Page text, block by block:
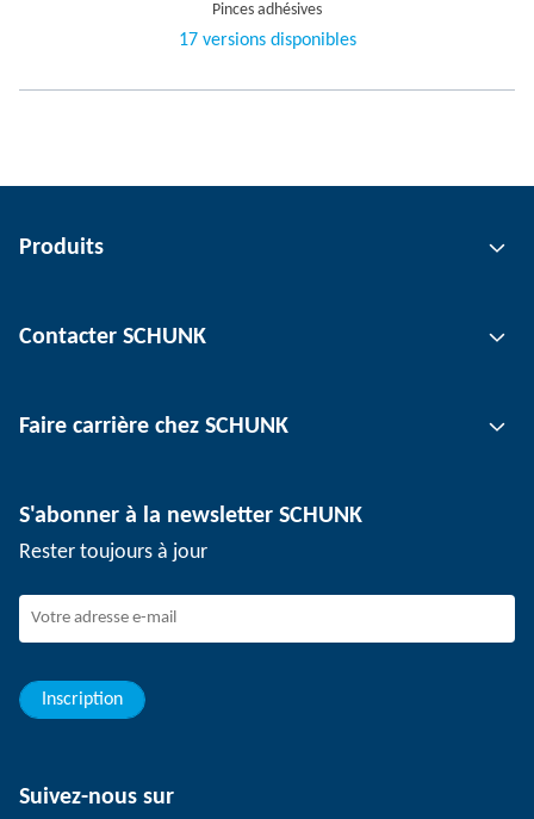
Pinces adhésives
17 versions disponibles
Produits
Technologie d'automatisation
Technologie de serrage de pièce
Contacter SCHUNK
Sites
Événements
Faire carrière chez SCHUNK
SCHUNK en tant qu'employeur
Rejoindre SCHUNK
Vos avantages
S'abonner à la newsletter SCHUNK
Rester toujours à jour
Inscription
Suivez-nous sur